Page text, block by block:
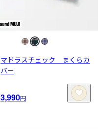
マドラスチェック まくらカ
バー
3,990円